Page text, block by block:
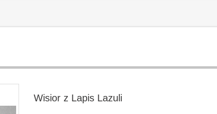
Wisior z Lapis Lazuli